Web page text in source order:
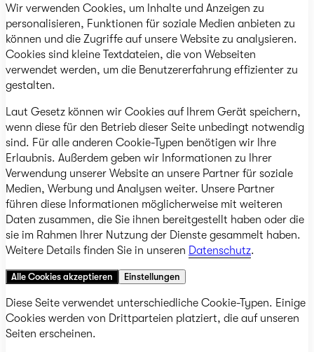
Wir verwenden Cookies, um Inhalte und Anzeigen zu
personalisieren, Funktionen für soziale Medien anbieten zu
können und die Zugriffe auf unsere Website zu analysieren.
Cookies sind kleine Textdateien, die von Webseiten
verwendet werden, um die Benutzererfahrung effizienter zu
gestalten.
Laut Gesetz können wir Cookies auf Ihrem Gerät speichern,
wenn diese für den Betrieb dieser Seite unbedingt notwendig
sind. Für alle anderen Cookie-Typen benötigen wir Ihre
Erlaubnis. Außerdem geben wir Informationen zu Ihrer
Verwendung unserer Website an unsere Partner für soziale
Medien, Werbung und Analysen weiter. Unsere Partner
führen diese Informationen möglicherweise mit weiteren
Daten zusammen, die Sie ihnen bereitgestellt haben oder die
sie im Rahmen Ihrer Nutzung der Dienste gesammelt haben.
Weitere Details finden Sie in unseren Datenschutz.
Alle Cookies akzeptieren Einstellungen
Diese Seite verwendet unterschiedliche Cookie-Typen. Einige
Cookies werden von Drittparteien platziert, die auf unseren
Seiten erscheinen.